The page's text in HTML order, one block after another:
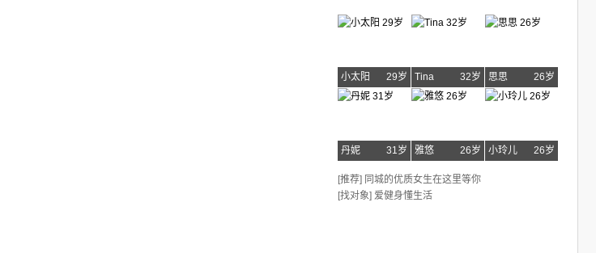
小太阳 29岁 Tina 32岁 思思 26岁
丹妮 31岁 雅悠 26岁 小玲儿 26岁
[推荐] 同城的优质女生在这里等你
[找对象] 爱健身懂生活